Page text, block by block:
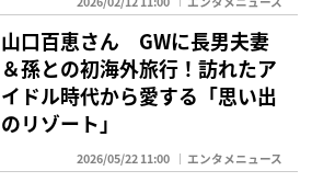
山口百恵さん GWに長男夫妻
＆孫との初海外旅行！訪れたア
イドル時代から愛する「思い出
のリゾート」
2026/05/22 11:00 エンタメニュース